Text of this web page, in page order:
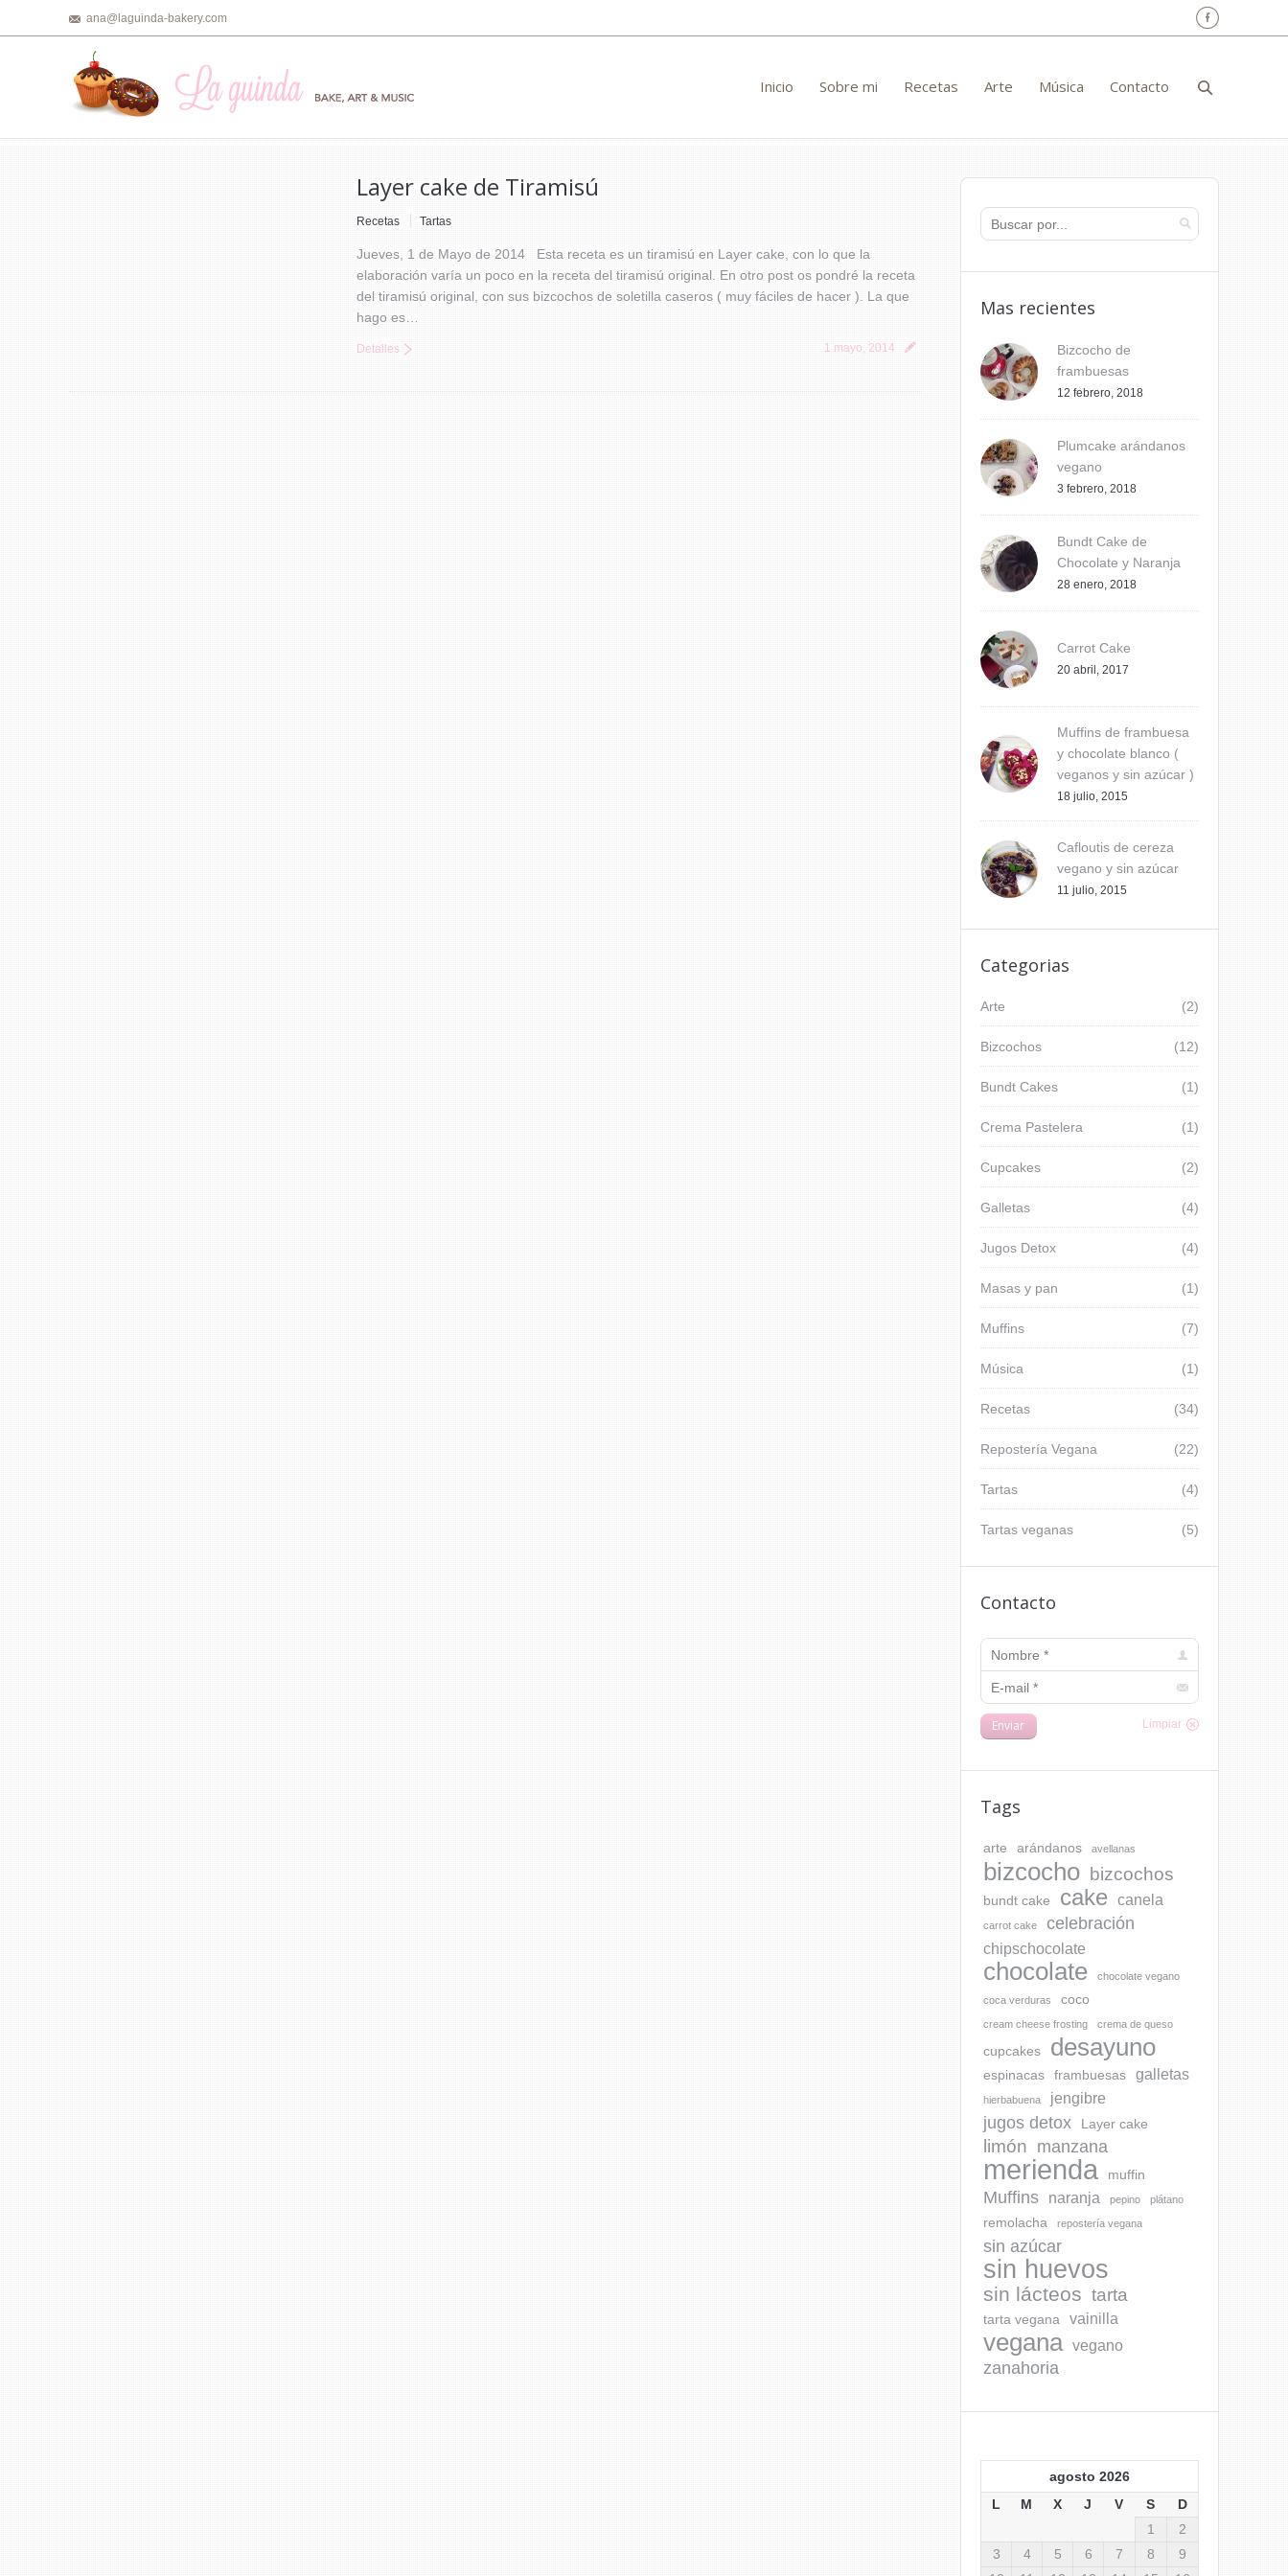
ana@laguinda-bakery.com
Inicio Sobre mi Recetas Arte Música Contacto
Layer cake de Tiramisú
Recetas Tartas
Jueves, 1 de Mayo de 2014 Esta receta es un tiramisú en Layer cake, con lo que la
elaboración varía un poco en la receta del tiramisú original. En otro post os pondré la receta
del tiramisú original, con sus bizcochos de soletilla caseros ( muy fáciles de hacer ). La que
hago es…
1 mayo, 2014
Detalles
Mas recientes
Bizcocho de
frambuesas
12 febrero, 2018
Plumcake arándanos
vegano
3 febrero, 2018
Bundt Cake de
Chocolate y Naranja
28 enero, 2018
Carrot Cake
20 abril, 2017
Muffins de frambuesa
y chocolate blanco (
veganos y sin azúcar )
18 julio, 2015
Cafloutis de cereza
vegano y sin azúcar
11 julio, 2015
Categorias
(2)
Arte
(12)
Bizcochos
(1)
Bundt Cakes
(1)
Crema Pastelera
(2)
Cupcakes
(4)
Galletas
(4)
Jugos Detox
(1)
Masas y pan
(7)
Muffins
(1)
Música
(34)
Recetas
(22)
Repostería Vegana
(4)
Tartas
(5)
Tartas veganas
Contacto
Nombre *
E-mail *
Enviar Limpiar
Tags
arte arándanos avellanas
bizcocho bizcochos
bundt cake cake canela
carrot cake celebración
chipschocolate
chocolate chocolate vegano
coca verduras coco
cream cheese frosting crema de queso
cupcakes desayuno
espinacas frambuesas galletas
hierbabuena jengibre
jugos detox Layer cake
limón manzana
merienda muffin
Muffins naranja pepino plátano
remolacha repostería vegana
sin azúcar
sin huevos
sin lácteos tarta
tarta vegana vainilla
vegana vegano
zanahoria
agosto 2026
L
M X J V S
D
1
2
3
4 5 6 7 8
9